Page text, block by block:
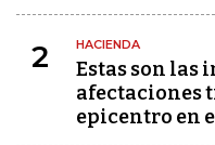
2 HACIENDA
Estas son las
afectaciones
epicentro en